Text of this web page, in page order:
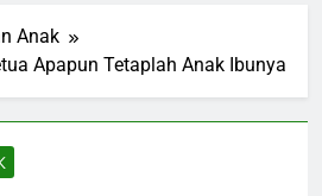
Anak
Apapun Tetaplah Anak Ibunya